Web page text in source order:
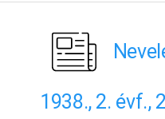
1938., 2. évf.,